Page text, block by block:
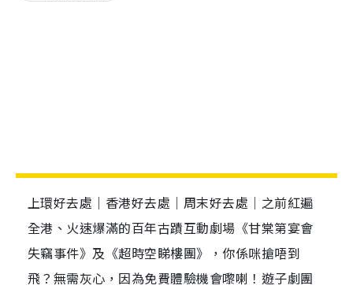
上環好去處｜香港好去處｜周末好去處｜之前紅遍
全港、火速爆滿的百年古蹟互動劇場《甘棠第宴會
失竊事件》及《超時空睇樓團》，你係咪搶唔到
飛？無需灰心，因為免費體驗機會嚟喇！遊子劇團